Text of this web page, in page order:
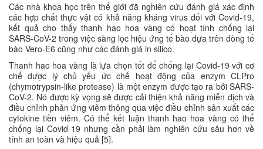
Các nhà khoa học trên thế giới đã nghiên cứu đánh giá xác định
các hợp chất thực vật có khả năng kháng virus đối với Covid-19,
kết quả cho thấy thanh hao hoa vàng có hoạt tính chống lại
SARS-CoV-2 trong việc sàng lọc hiệu ứng tế bào dựa trên dòng tế
bào Vero-E6 cũng như các đánh giá in silico.
Thanh hao hoa vàng là lựa chọn tốt để chống lại Covid-19 với cơ
chế dược lý chủ yếu ức chế hoạt động của enzym CLPro
(chymotrypsin-like protease) là một enzym được tạo ra bởi SARS-
CoV-2. Nó được kỳ vọng sẽ được cải thiện khả năng miễn dịch và
điều chỉnh phản ứng viêm thông qua việc điều chỉnh sản xuất các
cytokine tiền viêm. Có thể kết luận thanh hao hoa vàng có thể
chống lại Covid-19 nhưng cần phải làm nghiên cứu sâu hơn về
tính an toàn và hiệu quả [5].